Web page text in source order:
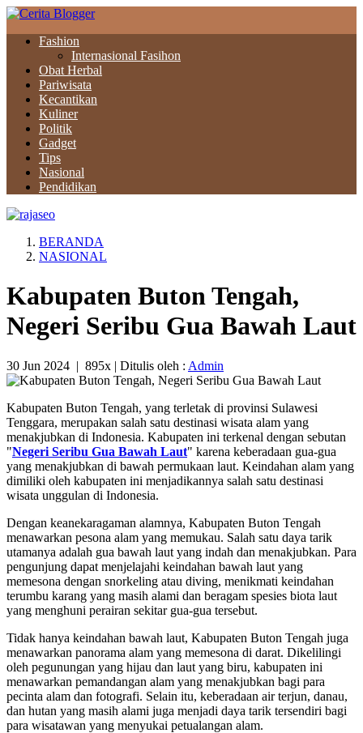
Fashion
Internasional Fasihon
Obat Herbal
Pariwisata
Kecantikan
Kuliner
Politik
Gadget
Tips
Nasional
Pendidikan
BERANDA
NASIONAL
Kabupaten Buton Tengah,
Negeri Seribu Gua Bawah Laut
30 Jun 2024 | 895x | Ditulis oleh : Admin
Kabupaten Buton Tengah, yang terletak di provinsi Sulawesi
Tenggara, merupakan salah satu destinasi wisata alam yang
menakjubkan di Indonesia. Kabupaten ini terkenal dengan sebutan
"Negeri Seribu Gua Bawah Laut" karena keberadaan gua-gua
yang menakjubkan di bawah permukaan laut. Keindahan alam yang
dimiliki oleh kabupaten ini menjadikannya salah satu destinasi
wisata unggulan di Indonesia.
Dengan keanekaragaman alamnya, Kabupaten Buton Tengah
menawarkan pesona alam yang memukau. Salah satu daya tarik
utamanya adalah gua bawah laut yang indah dan menakjubkan. Para
pengunjung dapat menjelajahi keindahan bawah laut yang
memesona dengan snorkeling atau diving, menikmati keindahan
terumbu karang yang masih alami dan beragam spesies biota laut
yang menghuni perairan sekitar gua-gua tersebut.
Tidak hanya keindahan bawah laut, Kabupaten Buton Tengah juga
menawarkan panorama alam yang memesona di darat. Dikelilingi
oleh pegunungan yang hijau dan laut yang biru, kabupaten ini
menawarkan pemandangan alam yang menakjubkan bagi para
pecinta alam dan fotografi. Selain itu, keberadaan air terjun, danau,
dan hutan yang masih alami juga menjadi daya tarik tersendiri bagi
para wisatawan yang menyukai petualangan alam.